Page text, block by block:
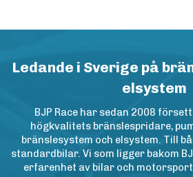
Ledande i Sverige på
elsystem
BJP Race har sedan 2008
högkvalitets bränslespridare,
bränslesystem och elsystem. Till
standardbilar. Vi som ligger bakom
erfarenhet av bilar och